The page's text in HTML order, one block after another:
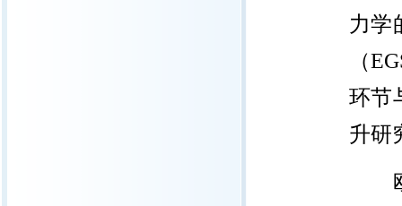
力学
（
环节
升研